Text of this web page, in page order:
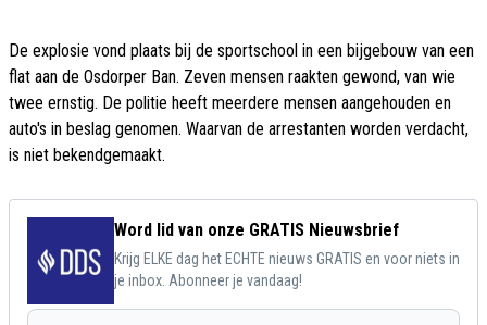
De explosie vond plaats bij de sportschool in een bijgebouw van een
flat aan de Osdorper Ban. Zeven mensen raakten gewond, van wie
twee ernstig. De politie heeft meerdere mensen aangehouden en
auto's in beslag genomen. Waarvan de arrestanten worden verdacht,
is niet bekendgemaakt.
Word lid van onze GRATIS Nieuwsbrief
Krijg ELKE dag het ECHTE nieuws GRATIS en voor niets in
je inbox. Abonneer je vandaag!